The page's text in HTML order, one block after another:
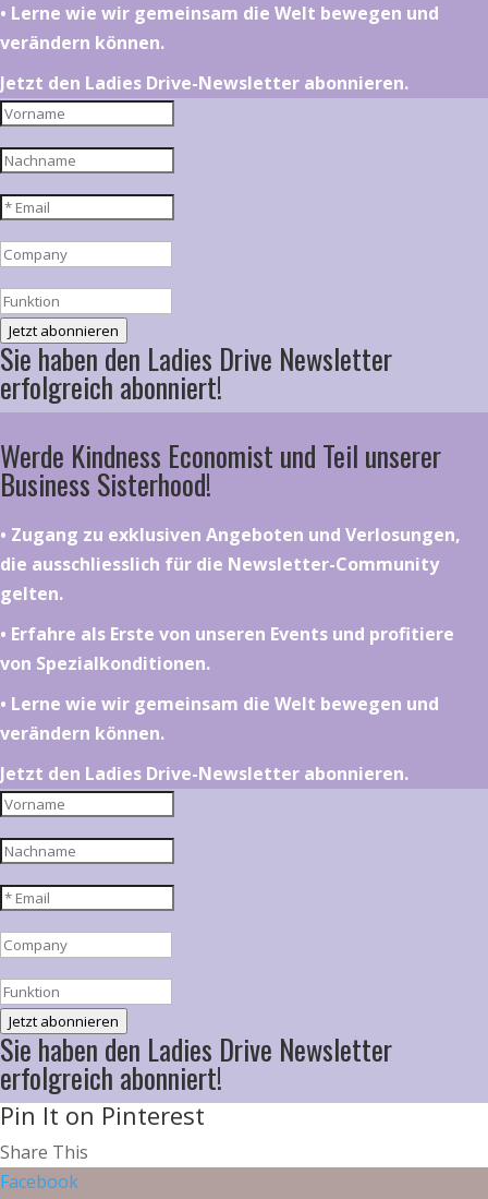
•⁠ ⁠⁠Lerne wie wir gemeinsam die Welt bewegen und
verändern können.
Jetzt den Ladies Drive-Newsletter abonnieren.
Jetzt abonnieren
Sie haben den Ladies Drive Newsletter
erfolgreich abonniert!
Werde Kindness Economist und Teil unserer
Business Sisterhood!
•⁠ ⁠⁠Zugang zu exklusiven Angeboten und Verlosungen,
die ausschliesslich für die Newsletter-Community
gelten.
•⁠ ⁠⁠Erfahre als Erste von unseren Events und profitiere
von Spezialkonditionen.
•⁠ ⁠⁠Lerne wie wir gemeinsam die Welt bewegen und
verändern können.
Jetzt den Ladies Drive-Newsletter abonnieren.
Jetzt abonnieren
Sie haben den Ladies Drive Newsletter
erfolgreich abonniert!
Pin It on Pinterest
Share This
Facebook